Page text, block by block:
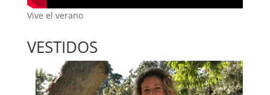
Vive el verano
VESTIDOS